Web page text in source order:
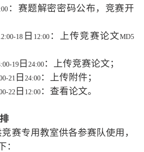
：赛题解密密码公布，竞赛开
18 日 12:00：上传竞赛论文MD5
19 日 24:00 ：上传竞赛论文；
21 日 24:00 ：上传附件；
22 日 12:00 ：查看论文。
赛专用教室供各参赛队使用，
：